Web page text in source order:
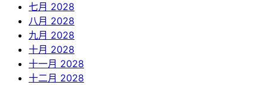
七月 2028
八月 2028
九月 2028
十月 2028
十一月 2028
十二月 2028